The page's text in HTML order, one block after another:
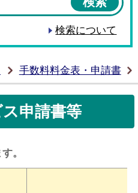
検索について
手数料料金表・申請書
申請書等
。